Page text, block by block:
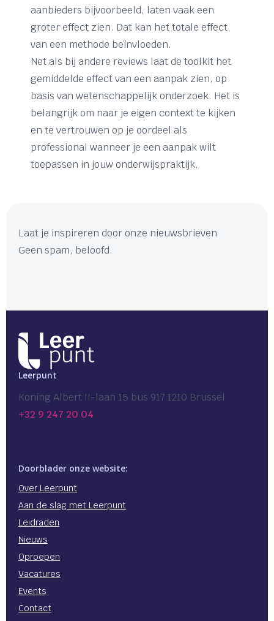
aanbieders bijvoorbeeld, laten vaak een
groter effect zien. Dat kan het totale effect
van een methode beïnvloeden.
Net als bij andere reviews laat de toolkit het
gemiddelde effect van een aanpak zien, op
basis van wetenschappelijk onderzoek. Het is
belangrijk om naar je eigen context te kijken
en te vertrouwen op je oordeel als
professional wanneer je een aanpak wilt
toepassen in jouw onderwijspraktijk.
Laat je inspireren door onze nieuwsbrieven
Geen spam, beloofd.
Leerpunt
Koning Albert II-laan 15 bus 917 1210 Brussel
+32 9 247 20 04
Doorblader onze website:
Over Leerpunt
Aan de slag met Leerpunt
Leidraden
Nieuws
Oproepen
Vacatures
Events
Contact